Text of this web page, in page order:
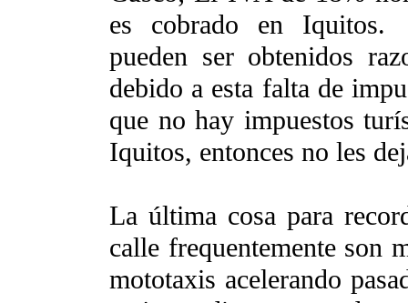
es cobrado en Iquitos.
pueden ser obtenidos
debido a esta falta de
que no hay impuestos
Iquitos, entonces no les
La última cosa para
calle frequentemente son
mototaxis acelerando